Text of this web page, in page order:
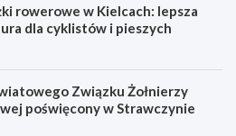
rowerowe w Kielcach: lepsza
dla cyklistów i pieszych
Związku Żołnierzy
poświęcony w Strawczynie